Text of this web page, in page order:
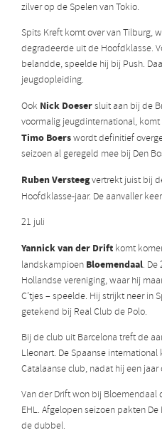
zilver op de Spelen van Tokio.
Spits Kreft komt over van Tilburg,
degradeerde uit de Hoofdklasse.
belandde, speelde hij bij Push.
jeugdopleiding.
Ook Nick Doesersluit aan bij de
voormalig jeugdinternational,
Timo Boerswordt definitief
seizoen al geregeld mee bij Den
Ruben Versteegvertrekt juist bij
Hoofdklasse-jaar. De aanvaller
21 juli
Yannick van der Drift komt
landskampioen Bloemendaal.
Hollandse vereniging, waar hij
C’tjes – speelde. Hij strijkt neer in
getekend bij Real Club de Polo.
Bij de club uit Barcelona treft de
Lleonart. De Spaanse
Catalaanse club, nadat hij een
Van der Drift won bij
EHL. Afgelopen seizoen pakten
de dubbel.